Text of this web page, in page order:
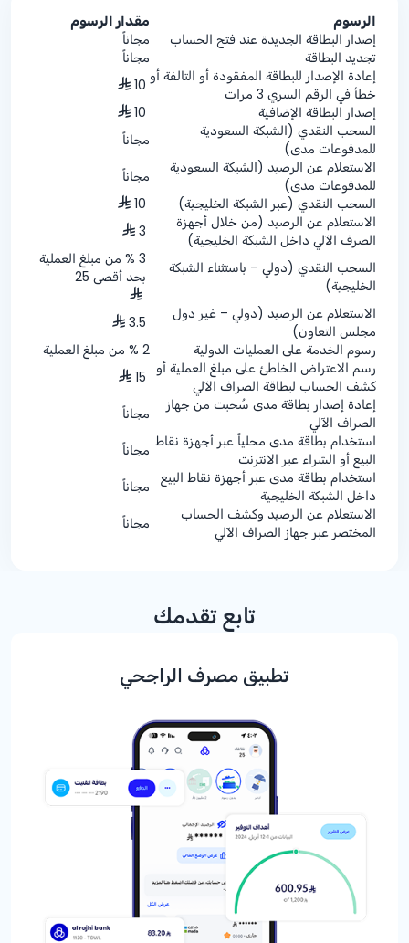
الرسوم مقدار الرسوم
إصدار البطاقة الجديدة عند فتح الحساب
مجاناً
تجديد البطاقة
مجاناً
إعادة الإصدار للبطاقة المفقودة أو التالفة أو
خطأ في الرقم السري 3 مرات
10
إصدار البطاقة الإضافية
10
السحب النقدي (الشبكة السعودية
للمدفوعات مدى)
مجاناً
الاستعلام عن الرصيد (الشبكة السعودية
للمدفوعات مدى)
مجاناً
السحب النقدي (عبر الشبكة الخليجية)
10
الاستعلام عن الرصيد (من خلال أجهزة
الصرف الآلي داخل الشبكة الخليجية)
3
السحب النقدي (دولي – باستثناء الشبكة
الخليجية)
3 % من مبلغ العملية
بحد أقصى 25
الاستعلام عن الرصيد (دولي – غير دول
مجلس التعاون)
3.5
رسوم الخدمة على العمليات الدولية
2 % من مبلغ العملية
رسم الاعتراض الخاطئ على مبلغ العملية أو
كشف الحساب لبطاقة الصراف الآلي
15
إعادة إصدار بطاقة مدى سُحبت من جهاز
الصراف الآلي
مجاناً
استخدام بطاقة مدى محلياً عبر أجهزة نقاط
البيع أو الشراء عبر الانترنت
مجاناً
استخدام بطاقة مدى عبر أجهزة نقاط البيع
داخل الشبكة الخليجية
مجاناً
الاستعلام عن الرصيد وكشف الحساب
المختصر عبر جهاز الصراف الآلي
مجاناً
تابع تقدمك
تطبيق مصرف الراجحي